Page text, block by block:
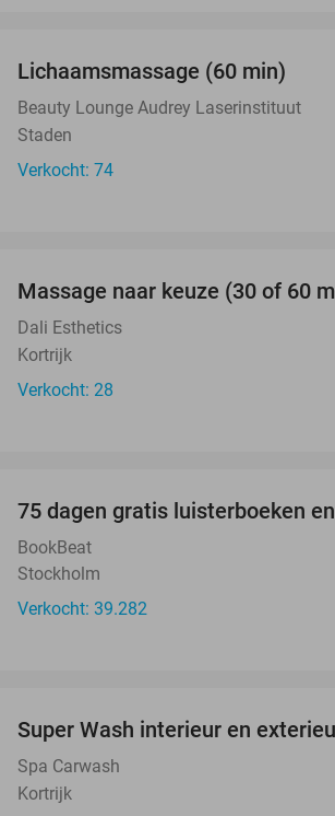
Lichaamsmassage (60 min)
Beauty Lounge Audrey Laserinstituut
Staden
Verkocht: 74
Massage naar keuze (30 of 60
Dali Esthetics
Kortrijk
Verkocht: 28
75 dagen gratis luisterboeken
BookBeat
Stockholm
Verkocht: 39.282
Super Wash interieur en
Spa Carwash
Kortrijk